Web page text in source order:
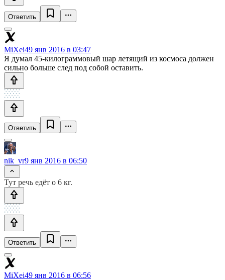
Ответить
MiXei49 янв 2016 в 03:47
Я думал 45-килограммовый шар летящий из космоса должен
сильно больше след под собой оставить.
Ответить
nik_vr9 янв 2016 в 06:50
Тут речь едёт о 6 кг.
Ответить
MiXei49 янв 2016 в 06:56